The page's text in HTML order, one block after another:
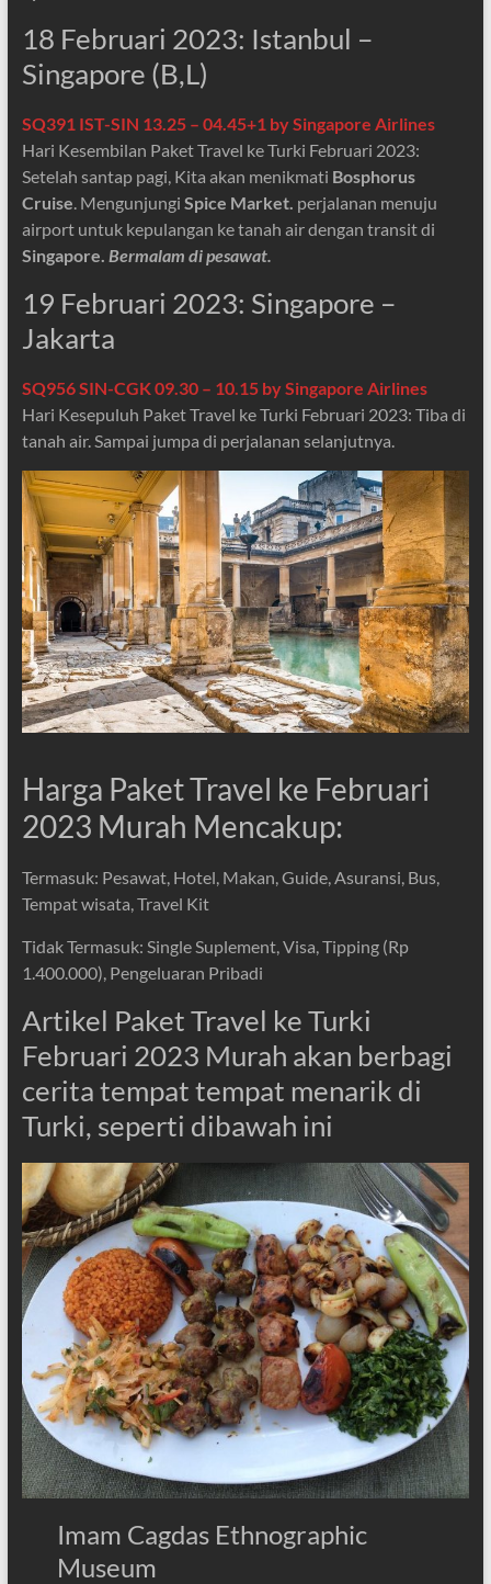
18 Februari 2023: Istanbul –
Singapore (B,L)
SQ391 IST-SIN 13.25 – 04.45+1 by Singapore Airlines
Hari Kesembilan Paket Travel ke Turki Februari 2023:
Setelah santap pagi, Kita akan menikmati Bosphorus
Cruise. Mengunjungi Spice Market. perjalanan menuju
airport untuk kepulangan ke tanah air dengan transit di
Singapore. Bermalam di pesawat.
19 Februari 2023: Singapore –
Jakarta
SQ956 SIN-CGK 09.30 – 10.15 by Singapore Airlines
Hari Kesepuluh Paket Travel ke Turki Februari 2023: Tiba di
tanah air. Sampai jumpa di perjalanan selanjutnya.
Harga Paket Travel ke Februari
2023 Murah Mencakup:
Termasuk: Pesawat, Hotel, Makan, Guide, Asuransi, Bus,
Tempat wisata, Travel Kit
Tidak Termasuk: Single Suplement, Visa, Tipping (Rp
1.400.000), Pengeluaran Pribadi
Artikel Paket Travel ke Turki
Februari 2023 Murah akan berbagi
cerita tempat tempat menarik di
Turki, seperti dibawah ini
Imam Cagdas Ethnographic
Museum